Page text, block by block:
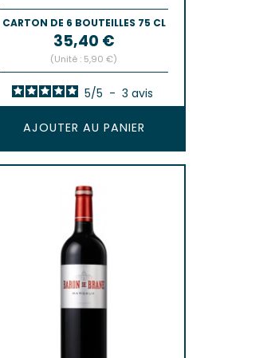
CARTON DE 6 BOUTEILLES 75 CL
Prix
35,40 €
(Unité : 5,90 €)
5/5 - 3avis
AJOUTER AU PANIER